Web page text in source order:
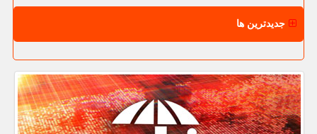
جدیدترین ها